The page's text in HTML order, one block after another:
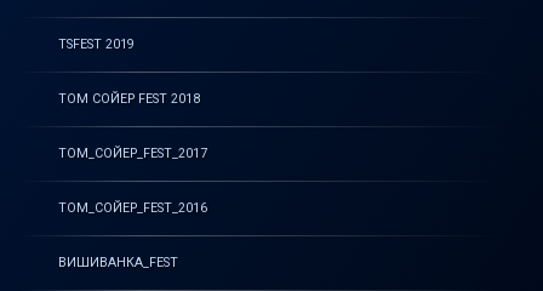
TSFEST 2019
ТОМ СОЙЕР FEST 2018
ТОМ_СОЙЕР_FEST_2017
ТОМ_СОЙЕР_FEST_2016
ВИШИВАНКА_FEST